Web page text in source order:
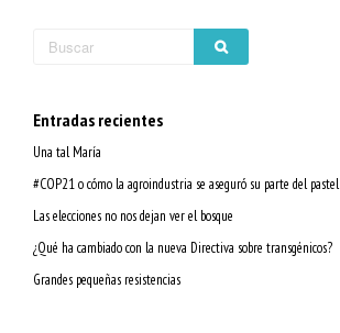
Entradas recientes
Una tal María
#COP21 o cómo la agroindustria se aseguró su parte del pastel
Las elecciones no nos dejan ver el bosque
¿Qué ha cambiado con la nueva Directiva sobre transgénicos?
Grandes pequeñas resistencias